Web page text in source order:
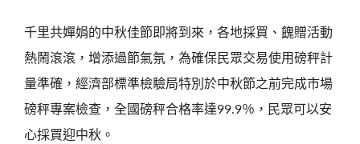
千里共嬋娟的中秋佳節即將到來，各地採買、餽贈活動
熱鬧滾滾，增添過節氣氛，為確保民眾交易使用磅秤計
量準確，經濟部標準檢驗局特別於中秋節之前完成市場
磅秤專案檢查，全國磅秤合格率達99.9％，民眾可以安
心採買迎中秋。